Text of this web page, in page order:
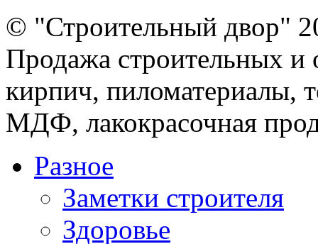
© "Строительный двор"
Продажа строительных и
кирпич, пиломатериалы,
МДФ, лакокрасочная
Разное
Заметки строителя
Здоровье